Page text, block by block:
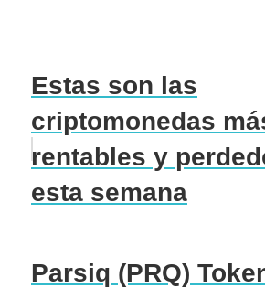
Estas son las
criptomonedas
rentables y
esta semana
Parsiq (PRQ)